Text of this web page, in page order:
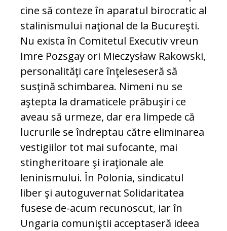
cine să conteze în aparatul birocratic al
stalinismului naţional de la Bucureşti.
Nu exista în Comitetul Executiv vreun
Imre Pozsgay ori Mieczysław Rakowski,
personalităţi care înţeleseseră să
susţină schimbarea. Nimeni nu se
aştepta la dramaticele prăbuşiri ce
aveau să urmeze, dar era limpede că
lucrurile se îndreptau către eliminarea
vestigiilor tot mai sufocante, mai
stingheritoare şi iraţionale ale
leninismului. În Polonia, sindicatul
liber şi autoguvernat Solidaritatea
fusese de-acum recunoscut, iar în
Ungaria comuniştii acceptaseră ideea